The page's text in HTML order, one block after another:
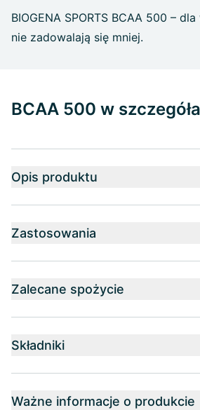
BIOGENA SPORTS BCAA 500 –
nie zadowalają się mniej.
BCAA 500 w
Opis produktu
Zastosowania
Zalecane spożycie
Składniki
Ważne informacje o produkcie